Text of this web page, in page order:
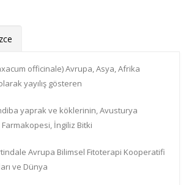
officinale) Avrupa, Asya, Afrika
yayılış gösteren
yaprak ve köklerinin, Avusturya
İngiliz Bitki
Avrupa Bilimsel Fitoterapi Kooperatifi
ve Dünya